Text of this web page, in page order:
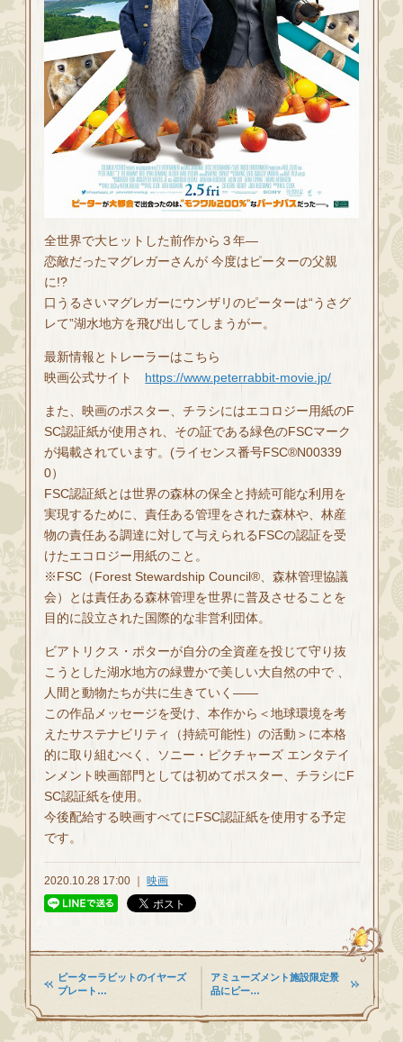
全世界で大ヒットした前作から３年—
恋敵だったマグレガーさんが 今度はピーターの父親
に!?
口うるさいマグレガーにウンザリのピーターは“うさグ
レて”湖水地方を飛び出してしまうがー。
最新情報とトレーラーはこちら
映画公式サイト https://www.peterrabbit-movie.jp/
また、映画のポスター、チラシにはエコロジー用紙のF
SC認証紙が使用され、その証である緑色のFSCマーク
が掲載されています。(ライセンス番号FSC®N00339
0）
FSC認証紙とは世界の森林の保全と持続可能な利用を
実現するために、責任ある管理をされた森林や、林産
物の責任ある調達に対して与えられるFSCの認証を受
けたエコロジー用紙のこと。
※FSC（Forest Stewardship Council®、森林管理協議
会）とは責任ある森林管理を世界に普及させることを
目的に設立された国際的な非営利団体。
ビアトリクス・ポターが自分の全資産を投じて守り抜
こうとした湖水地方の緑豊かで美しい大自然の中で 、
人間と動物たちが共に生きていく――
この作品メッセージを受け、本作から＜地球環境を考
えたサステナビリティ（持続可能性）の活動＞に本格
的に取り組むべく、ソニー・ピクチャーズ エンタテイ
ンメント映画部門としては初めてポスター、チラシにF
SC認証紙を使用。
今後配給する映画すべてにFSC認証紙を使用する予定
です。
2020.10.28 17:00 ｜映画
ピーターラビットのイヤーズ
プレート…
アミューズメント施設限定景
品にピー…